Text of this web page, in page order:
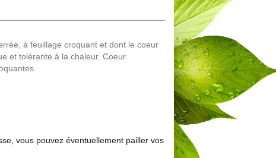
à feuillage croquant et dont le coeur
et tolérante à la chaleur. Coeur
vous pouvez éventuellement pailler vos